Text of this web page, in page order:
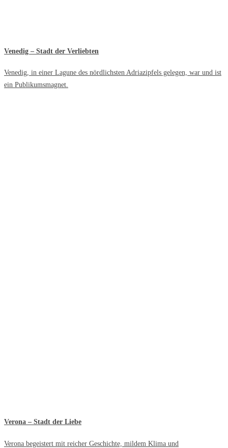
Venedig – Stadt der Verliebten
Venedig, in einer Lagune des nördlichsten Adriazipfels gelegen, war und ist
ein Publikumsmagnet.
Verona – Stadt der Liebe
Verona begeistert mit reicher Geschichte, mildem Klima und